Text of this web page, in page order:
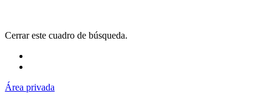
Cerrar este cuadro de búsqueda.
Área privada